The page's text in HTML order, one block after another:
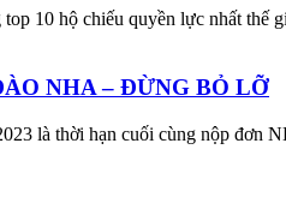
10 hộ chiếu quyền lực nhất thế
NHA – ĐỪNG BỎ LỠ
là thời hạn cuối cùng nộp đơn